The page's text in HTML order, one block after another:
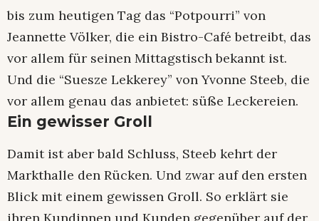
bis zum heutigen Tag das “Potpourri” von
Jeannette Völker, die ein Bistro-Café betreibt, das
vor allem für seinen Mittagstisch bekannt ist.
Und die “Suesze Lekkerey” von Yvonne Steeb, die
vor allem genau das anbietet: süße Leckereien.
Ein gewisser Groll
Damit ist aber bald Schluss, Steeb kehrt der
Markthalle den Rücken. Und zwar auf den ersten
Blick mit einem gewissen Groll. So erklärt sie